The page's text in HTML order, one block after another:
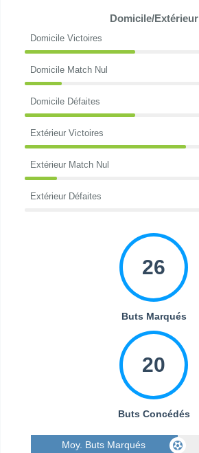
Domicile/Extérieur
Domicile Victoires
Domicile Match Nul
Domicile Défaites
Extérieur Victoires
Extérieur Match Nul
Extérieur Défaites
26
Buts Marqués
20
Buts Concédés
Moy. Buts Marqués